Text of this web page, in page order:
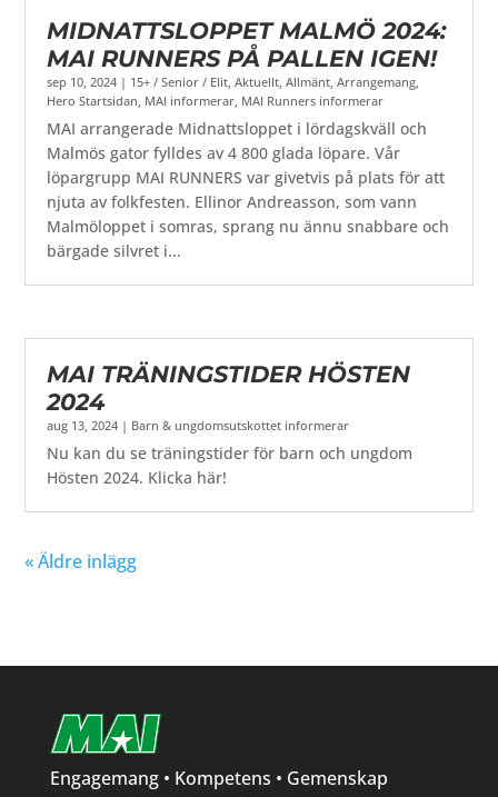
MIDNATTSLOPPET MALMÖ 2024:
MAI RUNNERS PÅ PALLEN IGEN!
sep 10, 2024 | 15+ / Senior / Elit,Aktuellt,Allmänt,Arrangemang,
Hero Startsidan, MAI informerar, MAI Runners informerar
MAI arrangerade Midnattsloppet i lördagskväll och
Malmös gator fylldes av 4 800 glada löpare. Vår
löpargrupp MAI RUNNERS var givetvis på plats för att
njuta av folkfesten. Ellinor Andreasson, som vann
Malmöloppet i somras, sprang nu ännu snabbare och
bärgade silvret i...
MAI TRÄNINGSTIDER HÖSTEN
2024
aug 13, 2024 | Barn & ungdomsutskottet informerar
Nu kan du se träningstider för barn och ungdom
Hösten 2024. Klicka här!
« Äldre inlägg
Engagemang • Kompetens • Gemenskap